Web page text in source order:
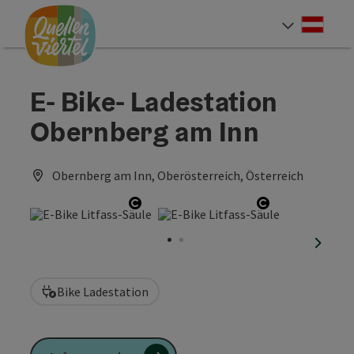
Zum Inhalt
Zur Navigation
Zum Seitenanfang
E- Bike- Ladestation
Obernberg am Inn
Obernberg am Inn, Oberösterreich, Österreich
Copyright öffnen Copyright
Bike Ladestation